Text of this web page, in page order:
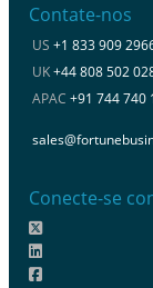
Contate-nos
US +1 833 909
UK+44 808 502
APAC +91 744 740
Conecte-se